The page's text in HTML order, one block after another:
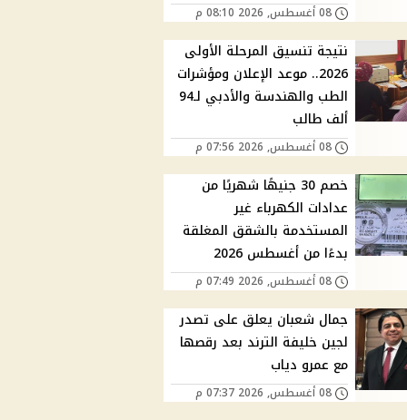
08 أغسطس, 2026 08:10 م
نتيجة تنسيق المرحلة الأولى
2026.. موعد الإعلان ومؤشرات
الطب والهندسة والأدبي لـ94
ألف طالب
08 أغسطس, 2026 07:56 م
خصم 30 جنيهًا شهريًا من
عدادات الكهرباء غير
المستخدمة بالشقق المغلقة
بدءًا من أغسطس 2026
08 أغسطس, 2026 07:49 م
جمال شعبان يعلق على تصدر
لجين خليفة الترند بعد رقصها
مع عمرو دياب
08 أغسطس, 2026 07:37 م